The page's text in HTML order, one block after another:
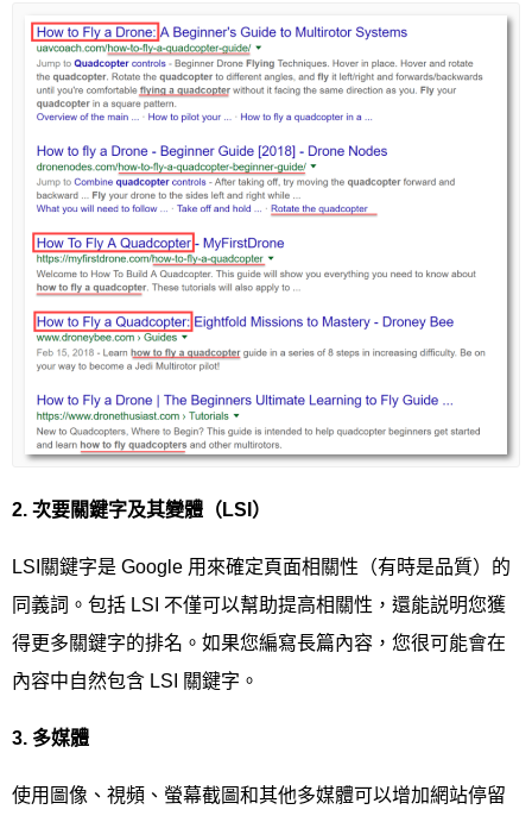
2. 次要關鍵字及其變體（ LSI ）
LSI關鍵字是 Google 用來確定頁面相關性（有時是品質）的
同義詞。包括 LSI 不僅可以幫助提高相關性，還能説明您獲
得更多關鍵字的排名。如果您編寫長篇內容，您很可能會在
內容中自然包含 LSI 關鍵字。
3. 多媒體
使用圖像、視頻、螢幕截圖和其他多媒體可以增加網站停留